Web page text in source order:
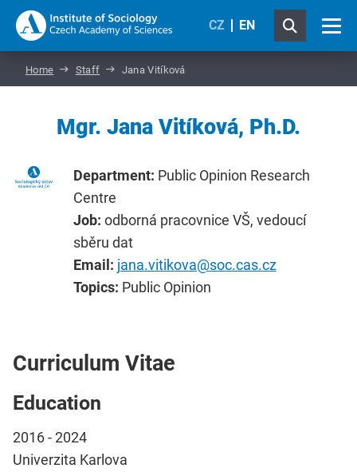
CZ EN
Home Staff Jana Vitíková
Mgr. Jana Vitíková, Ph.D.
Department: Public Opinion Research
Centre
Job: odborná pracovnice VŠ, vedoucí
sběru dat
Email: jana.vitikova@soc.cas.cz
Topics: Public Opinion
Curriculum Vitae
Education
2016 - 2024
Univerzita Karlova